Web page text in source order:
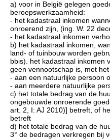
a) voor in België gelegen
beroepswerkzaamheid:
- het kadastraal inkomen
onroerend zijn, (ing. W. 22
- het kadastraal inkomen
b) het kadastraal inkomen,
land- of tuinbouw worden
bbis). het kadastraal inkomen
geen vennootschap is, met
- aan een natuurlijke persoon
- aan meerdere natuurlijke
c) het totale bedrag van de
ongebouwde onroerende
art. 2, I: AJ 2010)] betreft, of
betreft
d) het totale bedrag van de
3° de bedragen verkregen bij